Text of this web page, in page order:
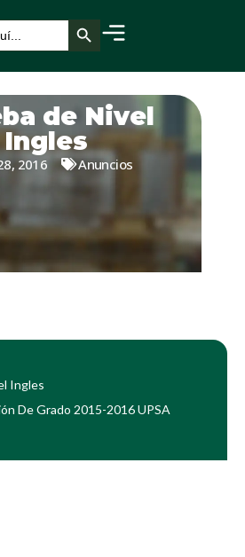
Botón de búsqueda
de Nivel
Ingles
2016 Anuncios
Ingles
De Grado 2015-2016 UPSA